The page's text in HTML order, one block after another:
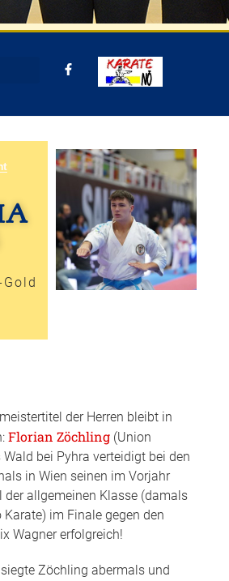
der Herren bleibt in
Florian Zöchling(Union
bei Pyhra verteidigt bei den
in Wien seinen im Vorjahr
der allgemeinen Klasse (damals
im Finale gegen den
Wagner erfolgreich!
siegte Zöchling abermals und